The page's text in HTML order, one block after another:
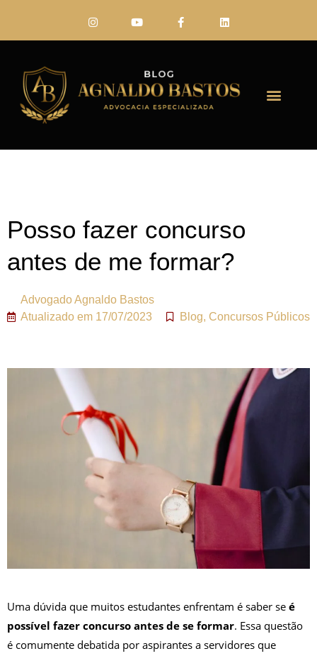
Posso fazer concurso
antes de me formar?
AdvogadoAgnaldo Bastos
Atualizado em 17/07/2023 Blog, Concursos Públicos
Uma dúvida que muitos estudantes enfrentam é saber se é
possível fazer concurso antes de se formar. Essa questão
é comumente debatida por aspirantes a servidores que